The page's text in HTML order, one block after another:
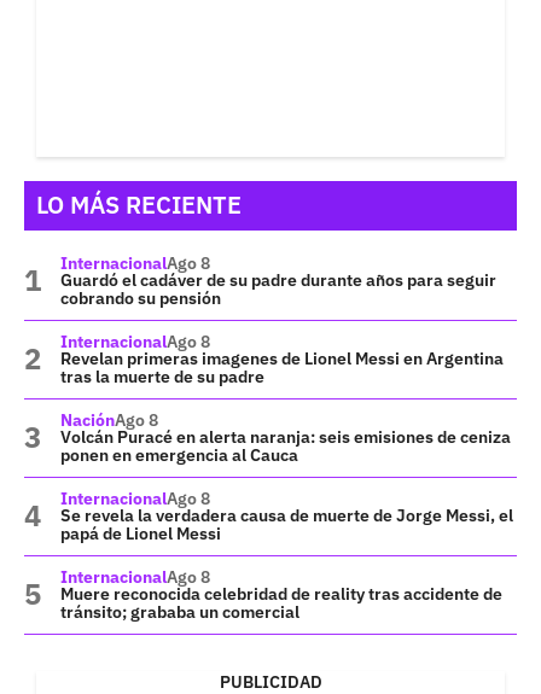
LO MÁS RECIENTE
InternacionalAgo 8
Guardó el cadáver de su padre durante años para seguir
cobrando su pensión
InternacionalAgo 8
Revelan primeras imagenes de Lionel Messi en Argentina
tras la muerte de su padre
NaciónAgo 8
Volcán Puracé en alerta naranja: seis emisiones de ceniza
ponen en emergencia al Cauca
InternacionalAgo 8
Se revela la verdadera causa de muerte de Jorge Messi, el
papá de Lionel Messi
InternacionalAgo 8
Muere reconocida celebridad de reality tras accidente de
tránsito; grababa un comercial
PUBLICIDAD